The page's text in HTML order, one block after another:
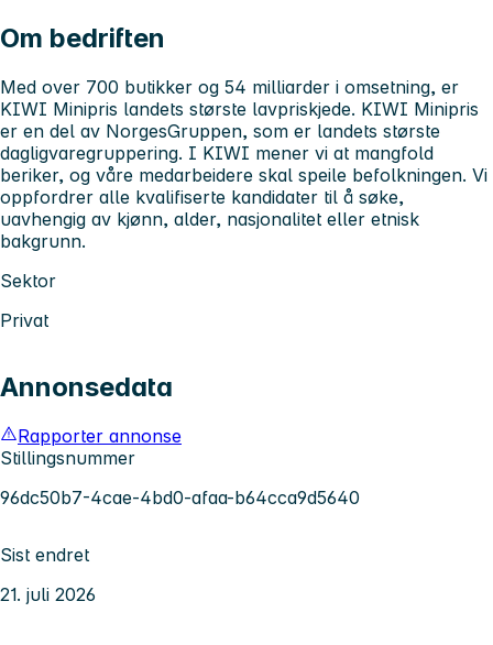
Om bedriften
Med over 700 butikker og 54 milliarder i omsetning, er
KIWI Minipris landets største lavpriskjede. KIWI Minipris
er en del av NorgesGruppen, som er landets største
dagligvaregruppering. I KIWI mener vi at mangfold
beriker, og våre medarbeidere skal speile befolkningen. Vi
oppfordrer alle kvalifiserte kandidater til å søke,
uavhengig av kjønn, alder, nasjonalitet eller etnisk
bakgrunn.
Sektor
Privat
Annonsedata
Rapporter annonse
Stillingsnummer
96dc50b7-4cae-4bd0-afaa-b64cca9d5640
Sist endret
21. juli 2026